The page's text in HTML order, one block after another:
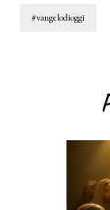
#vangelodioggi